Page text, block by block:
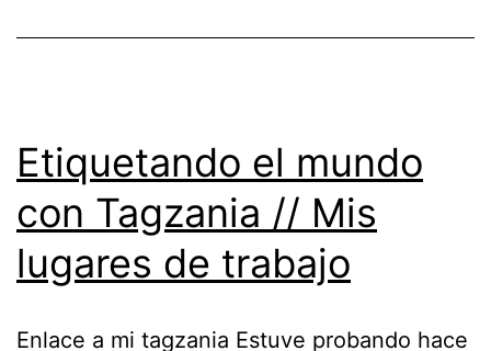
Etiquetando el mundo
con Tagzania // Mis
lugares de trabajo
Enlace a mi tagzania Estuve probando hace